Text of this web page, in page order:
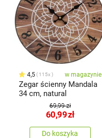
4,5 115x w magazynie
Zegar ścienny Mandala
34 cm, natural
69,99 zł
60,99zł
Do koszyka